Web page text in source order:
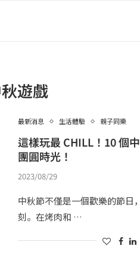
遊戲
最新消息 生活體驗 親子同樂
這樣玩最 CHILL！10 個
團圓時光！
2023/08/29
中秋節不僅是一個歡樂的節日
刻。在烤肉和 …